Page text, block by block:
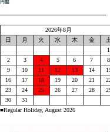
円盤
2026年8月
日
月 火 水 木 金
1
2
3 4 5 6 7
8
9
10 11 12 13 14
16
17 18 19 20 21
23
24 25 26 27 28
30
31
■Regular Holiday, August 2026